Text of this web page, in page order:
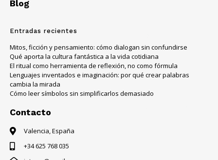
Blog
Entradas recientes
Mitos, ficción y pensamiento: cómo dialogan sin confundirse
Qué aporta la cultura fantástica a la vida cotidiana
El ritual como herramienta de reflexión, no como fórmula
Lenguajes inventados e imaginación: por qué crear palabras
cambia la mirada
Cómo leer símbolos sin simplificarlos demasiado
Contacto
Valencia, España
+34 625 768 035